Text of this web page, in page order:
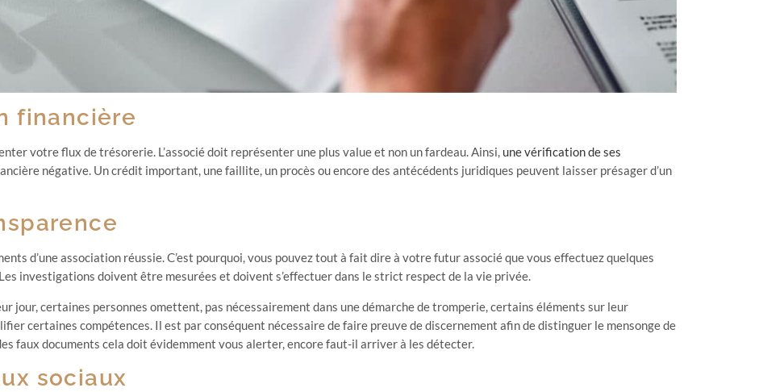
financière
votre flux de trésorerie. L’associé doit représenter une plus value et non un fardeau. Ainsi, une vérification de ses
négative. Un crédit important, une faillite, un procès ou encore des antécédents juridiques peuvent laisser présager d’un
d’une association réussie. C’est pourquoi, vous pouvez tout à fait dire à votre futur associé que vous effectuez quelques
investigations doivent être mesurées et doivent s’effectuer dans le strict respect de la vie privée.
jour, certaines personnes omettent, pas nécessairement dans une démarche de tromperie, certains éléments sur leur
certaines compétences. Il est par conséquent nécessaire de faire preuve de discernement afin de distinguer le mensonge de
faux documents cela doit évidemment vous alerter, encore faut-il arriver à les détecter.
sociaux